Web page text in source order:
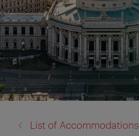
a:
List of Accommodations